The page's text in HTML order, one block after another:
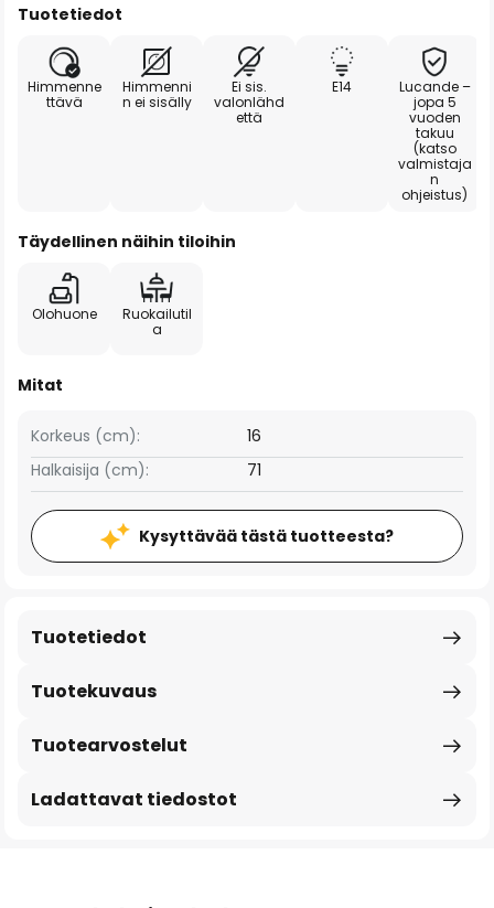
Tuotetiedot
Himmenne
ttävä
Himmenni
n ei sisälly
Ei sis.
valonlähd
että
E14
Lucande –
jopa 5
vuoden
takuu
(katso
valmistaja
n
ohjeistus)
Täydellinen näihin tiloihin
Olohuone
Ruokailutil
a
Mitat
Korkeus (cm):
16
Halkaisija (cm):
71
Kysyttävää tästä tuotteesta?
Tuotekuvaus
Tuotetiedot
Tuotearvostelut
Ladattavat tiedostot